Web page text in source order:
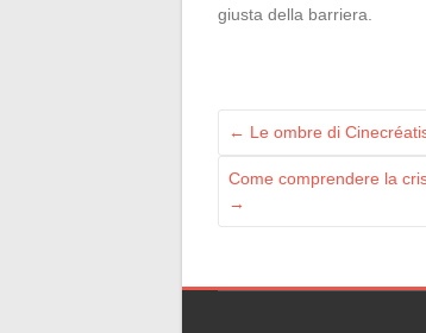
giusta della barriera.
← Le ombre di
Come comprendere la
→